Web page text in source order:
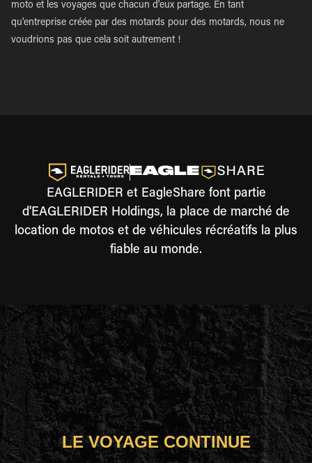
moto et les voyages que chacun d'eux partage. En tant
qu'entreprise créée par des motards pour des motards, nous ne
voudrions pas que cela soit autrement !
EAGLERIDER et EagleShare font partie
d'EAGLERIDER Holdings, la place de marché de
location de motos et de véhicules récréatifs la plus
fiable au monde.
LE VOYAGE CONTINUE